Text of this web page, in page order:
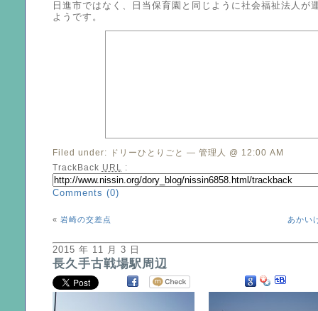
日進市ではなく、日当保育園と同じように社会福祉法人が
ようです。
Filed under: ドリーひとりごと — 管理人 @ 12:00 AM
TrackBack URL :
Comments (0)
« 岩崎の交差点 あかい
2015 年 11 月 3 日
長久手古戦場駅周辺